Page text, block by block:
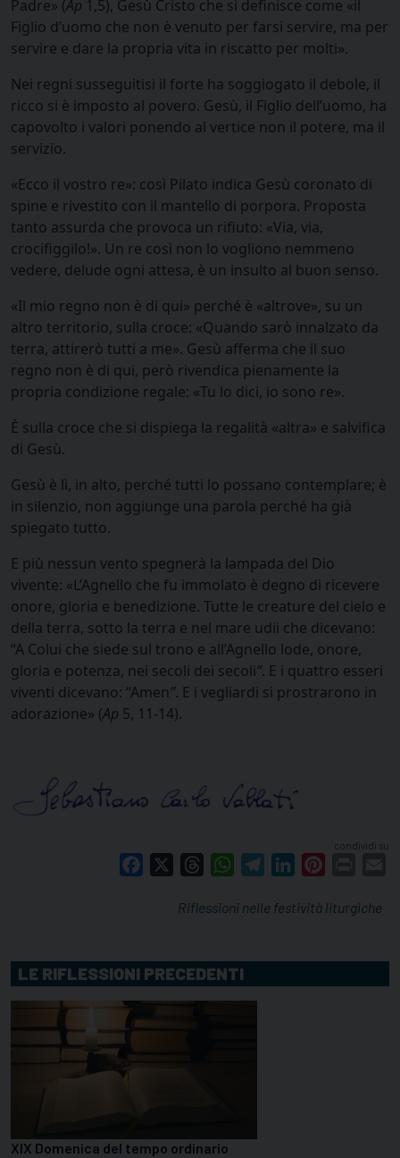
Padre» (Ap 1,5), Gesù Cristo che si definisce come «il
Figlio d’uomo che non è venuto per farsi servire, ma per
servire e dare la propria vita in riscatto per molti».
Nei regni susseguitisi il forte ha soggiogato il debole, il
ricco si è imposto al povero. Gesù, il Figlio dell’uomo, ha
capovolto i valori ponendo al vertice non il potere, ma il
servizio.
«Ecco il vostro re»: così Pilato indica Gesù coronato di
spine e rivestito con il mantello di porpora. Proposta
tanto assurda che provoca un rifiuto: «Via, via,
crocifiggilo!». Un re così non lo vogliono nemmeno
vedere, delude ogni attesa, è un insulto al buon senso.
«Il mio regno non è di qui» perché è «altrove», su un
altro territorio, sulla croce: «Quando sarò innalzato da
terra, attirerò tutti a me». Gesù afferma che il suo
regno non è di qui, però rivendica pienamente la
propria condizione regale: «Tu lo dici, io sono re».
È sulla croce che si dispiega la regalità «altra» e salvifica
di Gesù.
Gesù è lì, in alto, perché tutti lo possano contemplare; è
in silenzio, non aggiunge una parola perché ha già
spiegato tutto.
E più nessun vento spegnerà la lampada del Dio
vivente: «L’Agnello che fu immolato è degno di ricevere
onore, gloria e benedizione. Tutte le creature del cielo e
della terra, sotto la terra e nel mare udii che dicevano:
“A Colui che siede sul trono e all’Agnello lode, onore,
gloria e potenza, nei secoli dei secoli”. E i quattro esseri
viventi dicevano: “Amen”. E i vegliardi si prostrarono in
adorazione» (Ap 5, 11-14).
condividi su
Facebook ThreadsWhatsAppTelegramLinkedIn
Riflessioni nelle festività liturgiche
LE RIFLESSIONI PRECEDENTI
XIX Domenica del tempo ordinario